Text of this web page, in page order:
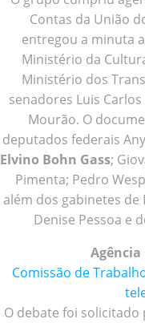
Contas da União
entregou a minuta
Ministério da
Ministério dos
senadores Luis
Mourão. O
deputados federais
Elvino Bohn Gass;
Pimenta; Pedro
além dos gabinetes de
Denise Pessoa e
Comissão de
O debate foi solicitado